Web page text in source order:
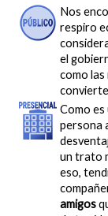
Nos
respiro
el
como las
Como es
persona
un trato
eso,
amigos